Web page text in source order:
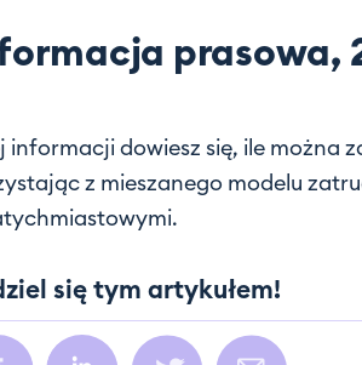
prasowa,
informacji dowiesz się, ile można
z mieszanego modelu
się tym artykułem!